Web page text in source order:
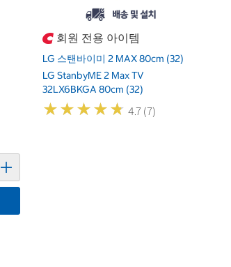
회원 전용 아이템
LG 스탠바이미 2 MAX 80cm (32)
LG StanbyME 2 Max TV
32LX6BKGA 80cm (32)
★★★★★
★★★★★ 4.7 (7)